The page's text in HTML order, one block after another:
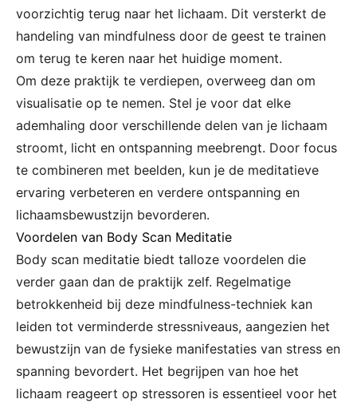
voorzichtig terug naar het lichaam. Dit versterkt de
handeling van mindfulness door de geest te trainen
om terug te keren naar het huidige moment.
Om deze praktijk te verdiepen, overweeg dan om
visualisatie op te nemen. Stel je voor dat elke
ademhaling door verschillende delen van je lichaam
stroomt, licht en ontspanning meebrengt. Door focus
te combineren met beelden, kun je de meditatieve
ervaring verbeteren en verdere ontspanning en
lichaamsbewustzijn bevorderen.
Voordelen van Body Scan Meditatie
Body scan meditatie biedt talloze voordelen die
verder gaan dan de praktijk zelf. Regelmatige
betrokkenheid bij deze mindfulness-techniek kan
leiden tot verminderde stressniveaus, aangezien het
bewustzijn van de fysieke manifestaties van stress en
spanning bevordert. Het begrijpen van hoe het
lichaam reageert op stressoren is essentieel voor het